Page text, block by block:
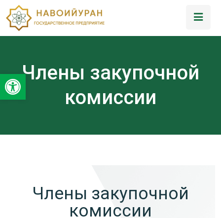
Открыть панель инструментов Члены закупочной
комиссии
Члены закупочной
комиссии